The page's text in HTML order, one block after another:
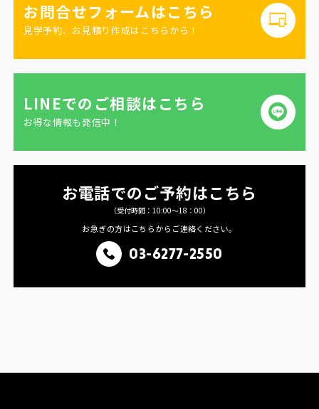
お問合せフォームはこちら
見学予約、お見積り作成はこちらから！
LINEでのご相談はこちら
お得な情報も発信中！
お電話でのご予約はこちら
（受付時間：10:00〜18：00）
お急ぎの方はこちらからご連絡ください。
03-6277-2550